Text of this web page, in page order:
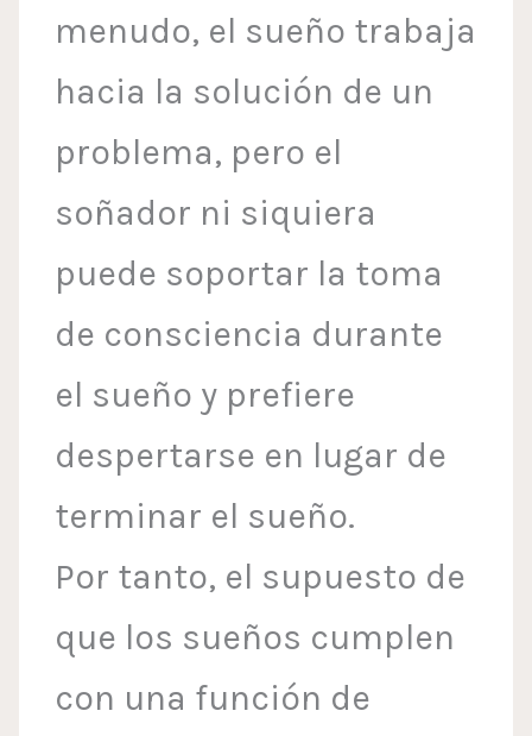
menudo, el sueño trabaja
hacia la solución de un
problema, pero el
soñador ni siquiera
puede soportar la toma
de consciencia durante
el sueño y prefiere
despertarse en lugar de
terminar el sueño.
Por tanto, el supuesto de
que los sueños cumplen
con una función de